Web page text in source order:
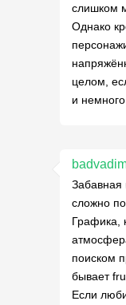
слишком
Однако
целом,
и
Забавная
сложно
Графика,
поиском
бывает
Если